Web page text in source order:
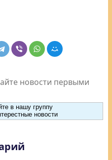
новости первыми
в нашу группу
новости